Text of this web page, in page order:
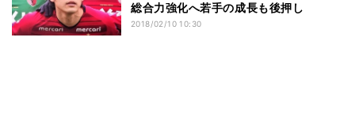
総合力強化へ若手の成長も後押し
2018/02/10 10:30